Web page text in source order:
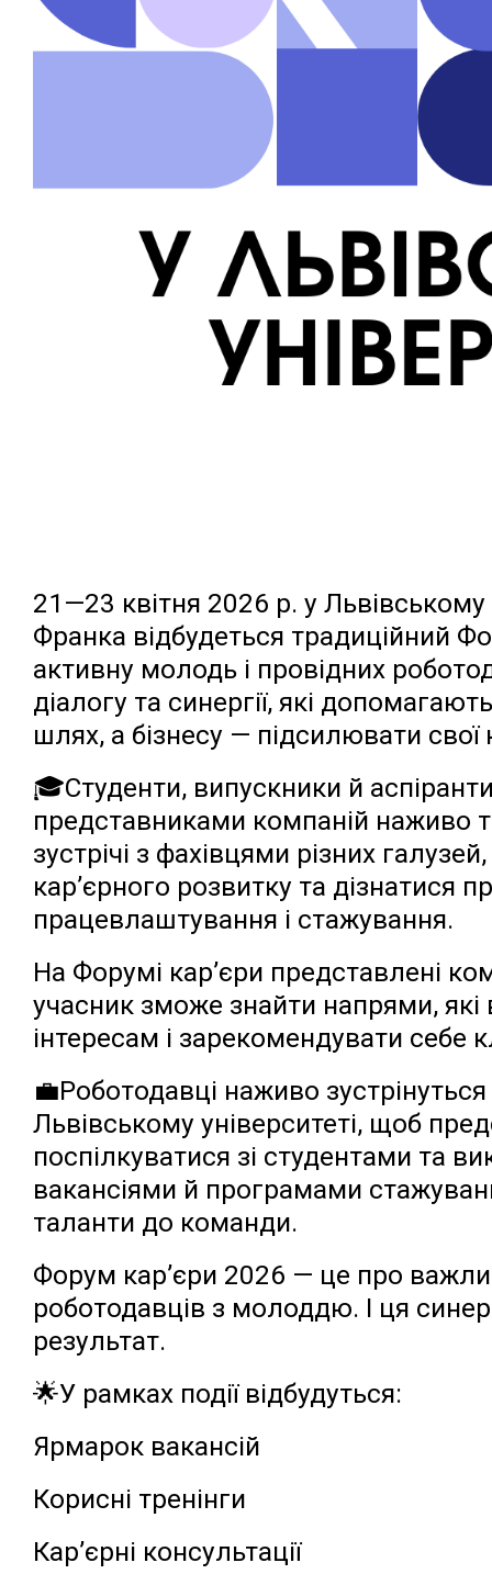
21—23 квітня 2026 р. у Львівському
Франка відбудеться традиційний
активну молодь і провідних
діалогу та синергії, які
шлях, а бізнесу — підсилювати
🎓Студенти, випускники й
представниками компаній наживо
зустрічі з фахівцями різних
кар’єрного розвитку та дізнатися
працевлаштування і стажування.
На Форумі кар’єри представлені
учасник зможе знайти напрями,
інтересам і зарекомендувати
💼Роботодавці наживо
Львівському університеті, щоб
поспілкуватися зі студентами та
вакансіями й програмами
таланти до команди.
Форум кар’єри 2026 — це про
роботодавців з молоддю. І ця
результат.
🌟У рамках події відбудуться:
Ярмарок вакансій
Корисні тренінги
Кар’єрні консультації